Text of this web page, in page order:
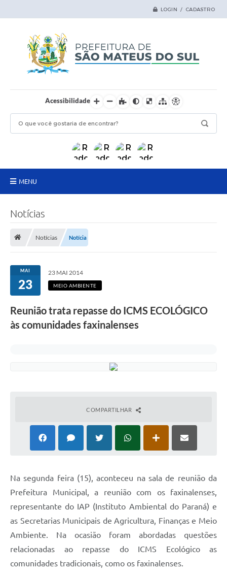
LOGIN / CADASTRO
Acessibilidade
MENU
Transparência
Secretarias
Ouvidoria
PSS Unificado 2025
INOVA_SÃO MATEUS DO SUL
Chamamento Público para Artistas Locais
Projeto Nascente Viva
Agência do Trabalhador
Previdência Complementar
Notícias
Notícias Notícia
MAI
23
23 MAI 2014
MEIO AMBIENTE
Reunião trata repasse do ICMS ECOLÓGICO
às comunidades faxinalenses
COMPARTILHAR
Na segunda feira (15), aconteceu na sala de reunião da
Prefeitura Municipal, a reunião com os faxinalenses,
representante do IAP (Instituto Ambiental do Paraná) e
as Secretarias Municipais de Agricultura, Finanças e Meio
Ambiente. Na ocasião foram abordadas questões
relacionadas ao repasse do ICMS Ecológico as
comunidades tradicionais, como os faxinalenses.